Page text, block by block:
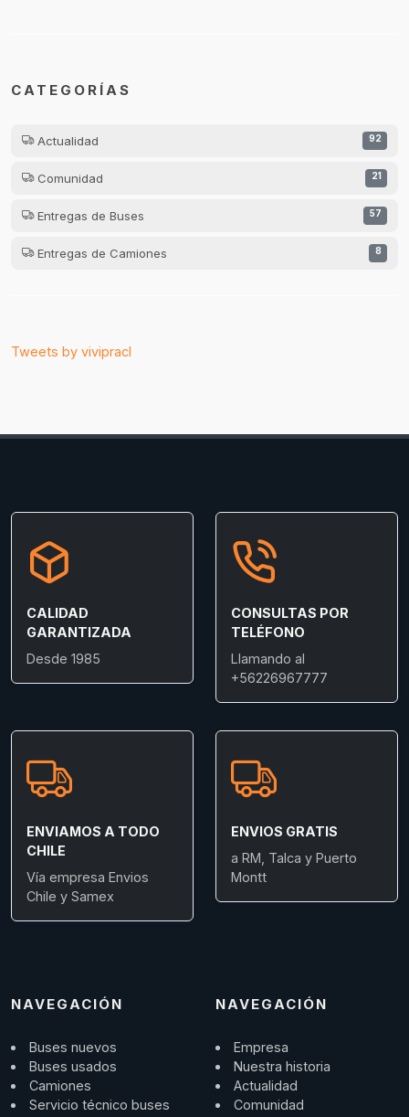
CATEGORÍAS
Actualidad 92
Comunidad 21
Entregas de Buses 57
Entregas de Camiones 8
Tweets by vivipracl
CALIDAD
GARANTIZADA
Desde 1985
CONSULTAS POR
TELÉFONO
Llamando al
+56226967777
ENVIAMOS A TODO
CHILE
Vía empresa Envios
Chile y Samex
ENVIOS GRATIS
a RM, Talca y Puerto
Montt
NAVEGACIÓN
Buses nuevos
Buses usados
Camiones
Servicio técnico buses
NAVEGACIÓN
Empresa
Nuestra historia
Actualidad
Comunidad